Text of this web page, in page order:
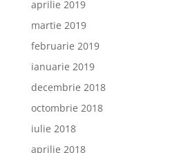
aprilie 2019
martie 2019
februarie 2019
ianuarie 2019
decembrie 2018
octombrie 2018
iulie 2018
aprilie 2018